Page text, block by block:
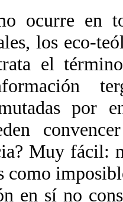
ocurre en
los eco-
el
por
Muy fácil:
como
en sí no